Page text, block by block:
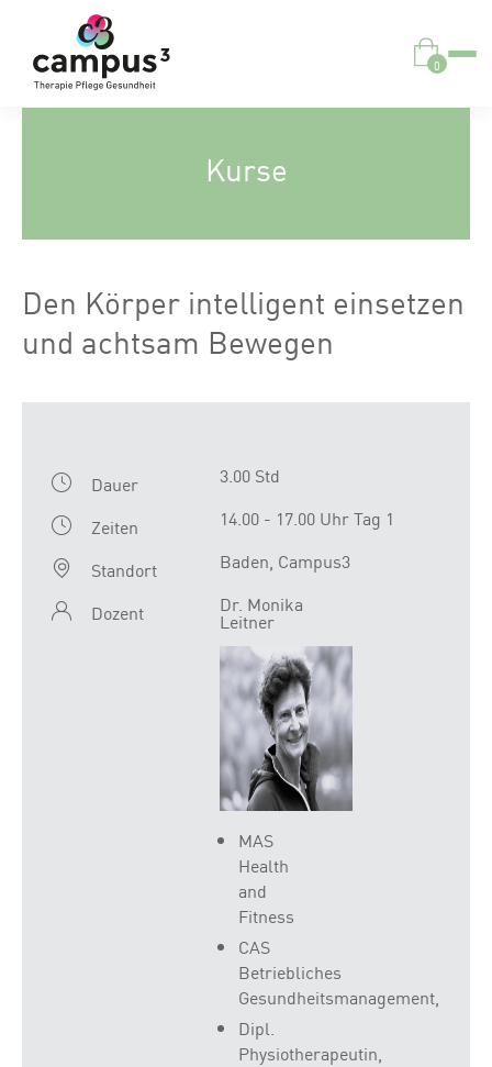
0
Kurse
Den Körper intelligent einsetzen
und achtsam Bewegen
Dauer
3.00 Std
Zeiten
14.00 - 17.00 Uhr Tag 1
Standort
Baden, Campus3
Dozent
Dr. Monika
Leitner
MAS
Health
and
Fitness
CAS
Betriebliches
Gesundheitsmanagement,
Dipl.
Physiotherapeutin,